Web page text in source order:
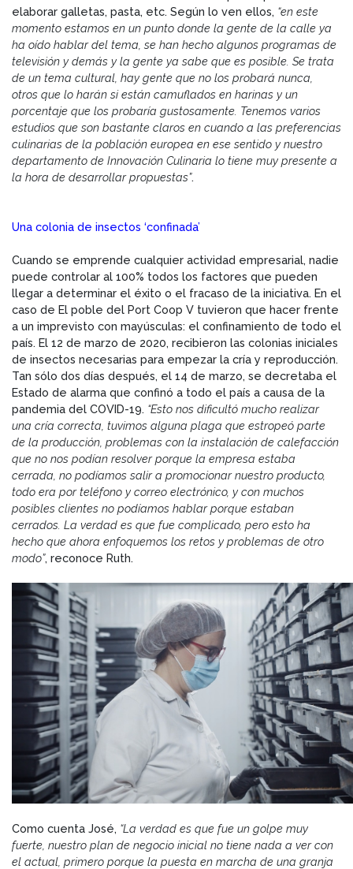
elaborar galletas, pasta, etc. Según lo ven ellos, “en este
momento estamos en un punto donde la gente de la calle ya
ha oído hablar del tema, se han hecho algunos programas de
televisión y demás y la gente ya sabe que es posible. Se trata
de un tema cultural, hay gente que no los probará nunca,
otros que lo harán si están camuflados en harinas y un
porcentaje que los probaría gustosamente. Tenemos varios
estudios que son bastante claros en cuando a las preferencias
culinarias de la población europea en ese sentido y nuestro
departamento de Innovación Culinaria lo tiene muy presente a
la hora de desarrollar propuestas”.
Una colonia de insectos ‘confinada’
Cuando se emprende cualquier actividad empresarial, nadie
puede controlar al 100% todos los factores que pueden
llegar a determinar el éxito o el fracaso de la iniciativa. En el
caso de El poble del Port Coop V tuvieron que hacer frente
a un imprevisto con mayúsculas: el confinamiento de todo el
país. El 12 de marzo de 2020, recibieron las colonias iniciales
de insectos necesarias para empezar la cría y reproducción.
Tan sólo dos días después, el 14 de marzo, se decretaba el
Estado de alarma que confinó a todo el país a causa de la
pandemia del COVID-19. “Esto nos dificultó mucho realizar
una cría correcta, tuvimos alguna plaga que estropeó parte
de la producción, problemas con la instalación de calefacción
que no nos podían resolver porque la empresa estaba
cerrada, no podíamos salir a promocionar nuestro producto,
todo era por teléfono y correo electrónico, y con muchos
posibles clientes no podíamos hablar porque estaban
cerrados. La verdad es que fue complicado, pero esto ha
hecho que ahora enfoquemos los retos y problemas de otro
modo”, reconoce Ruth.
Como cuenta José, “La verdad es que fue un golpe muy
fuerte, nuestro plan de negocio inicial no tiene nada a ver con
el actual, primero porque la puesta en marcha de una granja